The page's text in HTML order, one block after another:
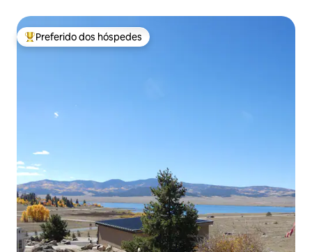
Entre os melhores preferidos dos hóspedes
Preferido dos hóspedes